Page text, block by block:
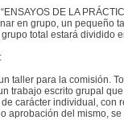
DE LA
en grupo, un pequeño
total estará dividido
taller para la comisión.
trabajo escrito grupal
carácter individual,
aprobación del mismo,